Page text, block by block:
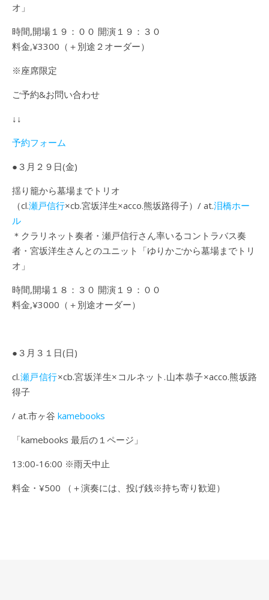
オ」
時間,開場１９：００ 開演１９：３０
料金,¥3300（＋別途２オーダー）
※座席限定
ご予約&お問い合わせ
↓↓
予約フォーム
●３月２９日(金)
揺り籠から墓場までトリオ
（cl.瀬戸信行×cb.宮坂洋生×acco.熊坂路得子）/ at.泪橋ホー
ル
＊クラリネット奏者・瀬戸信行さん率いるコントラバス奏
者・宮坂洋生さんとのユニット「ゆりかごから墓場までトリ
オ」
時間,開場１８：３０ 開演１９：００
料金,¥3000（＋別途オーダー）
●３月３１日(日)
cl.瀬戸信行×cb.宮坂洋生×コルネット.山本恭子×acco.熊坂路
得子
/ at.市ヶ谷 kamebooks
「kamebooks 最后の１ページ」
13:00-16:00 ※雨天中止
料金・¥500 （＋演奏には、投げ銭※持ち寄り歓迎）